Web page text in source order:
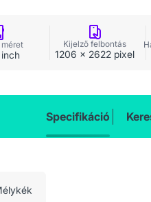
Kijelző felbontás
1206 x 2622 pixel
Specifikáció